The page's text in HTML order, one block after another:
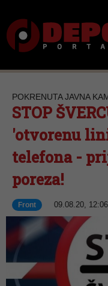
POKRENUTA JAVNA
STOP
'otvorenu
telefona -
poreza!
Front 09.08.20,